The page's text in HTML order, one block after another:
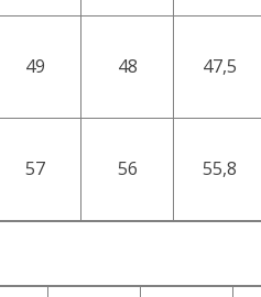
49 48 47,5
57 56 55,8